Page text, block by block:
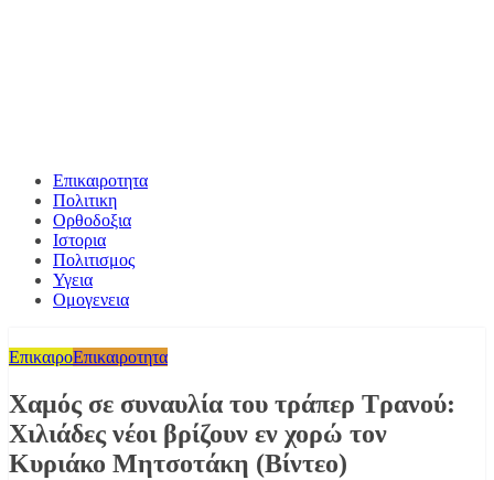
Επικαιροτητα
Πολιτικη
Ορθοδοξια
Ιστορια
Πολιτισμος
Υγεια
Ομογενεια
ΕπικαιροΕπικαιροτητα
Χαμός σε συναυλία του τράπερ Τρανού:
Χιλιάδες νέοι βρίζουν εν χορώ τον
Κυριάκο Μητσοτάκη (Βίντεο)